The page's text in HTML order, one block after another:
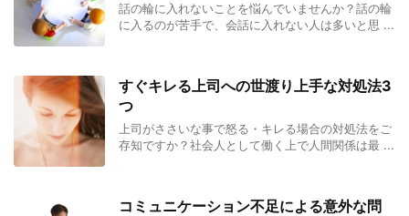
話の輪に入れないことを悩んでいませんか？話の輪
に入るのが苦手で、会話に入れない人は多いと思 ...
すぐキレる上司への世渡り上手な対処法3
つ
上司がささいな事で怒る・キレる場合の対処法をご
存知ですか？社会人として働く上で人間関係は最 ...
コミュニケーション不足による意外な問